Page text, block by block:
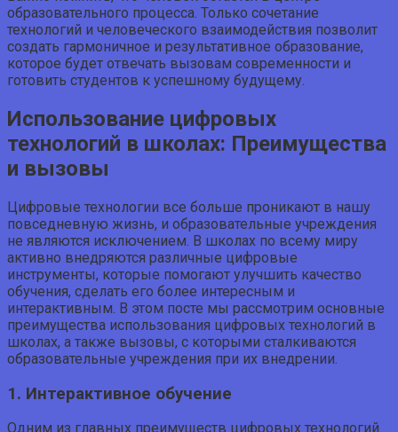
образовательного процесса. Только сочетание
технологий и человеческого взаимодействия позволит
создать гармоничное и результативное образование,
которое будет отвечать вызовам современности и
готовить студентов к успешному будущему.
Использование цифровых
технологий в школах: Преимущества
и вызовы
Цифровые технологии все больше проникают в нашу
повседневную жизнь, и образовательные учреждения
не являются исключением. В школах по всему миру
активно внедряются различные цифровые
инструменты, которые помогают улучшить качество
обучения, сделать его более интересным и
интерактивным. В этом посте мы рассмотрим основные
преимущества использования цифровых технологий в
школах, а также вызовы, с которыми сталкиваются
образовательные учреждения при их внедрении.
1. Интерактивное обучение
Одним из главных преимуществ цифровых технологий